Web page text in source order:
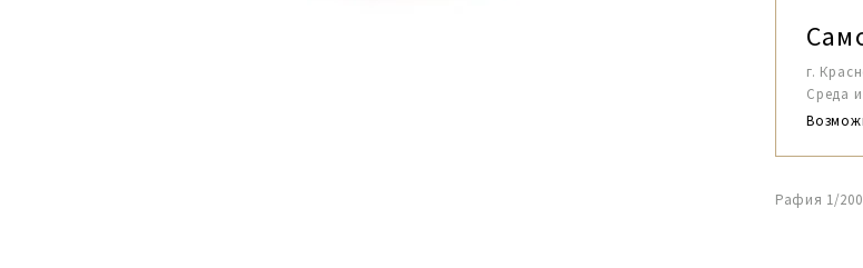
г.
Среда
Рафия 1/